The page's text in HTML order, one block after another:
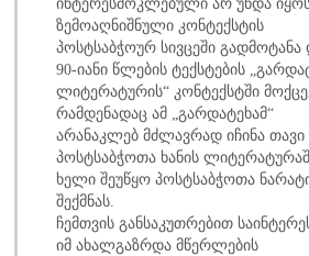
ზემოაღნიშნული კონტექსტის
პოსტსაბჭოურ სივცეში გადმოტანა
90-იანი წლების ტექსტების
ლიტერატურის“ კონტექსტში
რამდენადაც ამ „გარდატეხამ“
არანაკლებ მძლავრად იჩინა თავი
პოსტსაბჭოთა ხანის
ხელი შეუწყო პოსტსაბჭოთა
შექმნას.
ჩემთვის განსაკუთრებით
იმ ახალგაზრდა მწერლების